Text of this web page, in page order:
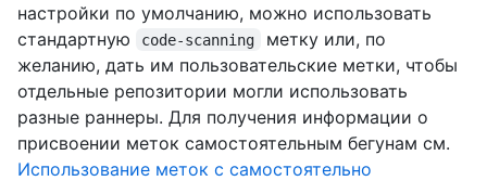
настройки по умолчанию, можно использовать
стандартную
code-scanning
метку или, по
желанию, дать им пользовательские метки, чтобы
отдельные репозитории могли использовать
разные раннеры. Для получения информации о
присвоении меток самостоятельным бегунам см.
Использование меток с самостоятельно